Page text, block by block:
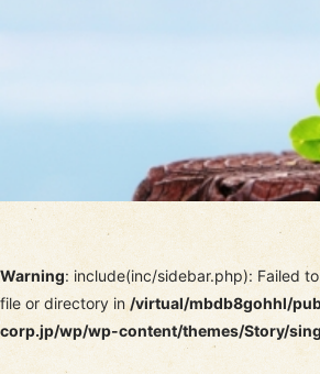
Warning: include(inc/sidebar.php): Failed
file or directory in/virtual/mbdb8gohhl/
corp.jp/wp/wp-content/themes/Story/